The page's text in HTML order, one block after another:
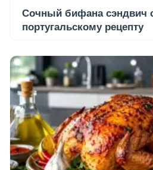
Сочный бифана сэндвич
португальскому рецепту